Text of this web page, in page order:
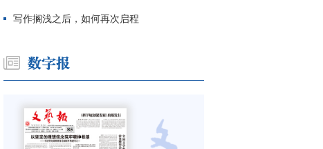
写作搁浅之后，如何再次启程